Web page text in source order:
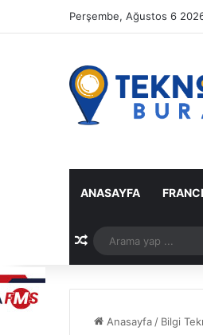
Perşembe, Ağustos 6
ANASAYFA
Rastgele Makale
Anasayfa / Bilgi